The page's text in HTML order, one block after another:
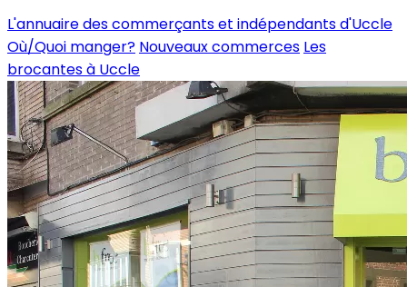
L'annuaire des commerçants et indépendants d'Uccle
Où/Quoi manger? Nouveaux commerces Les
brocantes à Uccle